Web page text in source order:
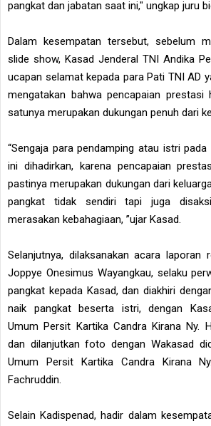
pangkat dan jabatan saat ini," ungkap juru
Dalam kesempatan tersebut, sebelum
slide show, Kasad Jenderal TNI Andika
ucapan selamat kepada para Pati TNI AD
mengatakan bahwa pencapaian
satunya merupakan dukungan penuh dari
“Sengaja para pendamping atau istri
ini dihadirkan, karena pencapaian
pastinya merupakan dukungan dari
pangkat tidak sendiri tapi juga
merasakan kebahagiaan, ”ujar Kasad.
Selanjutnya, dilaksanakan acara laporan
Joppye Onesimus Wayangkau, selaku
pangkat kepada Kasad, dan diakhiri
naik pangkat beserta istri, dengan
Umum Persit Kartika Candra Kirana Ny.
dan dilanjutkan foto dengan Wakasad
Umum Persit Kartika Candra Kirana
Fachruddin.
Selain Kadispenad, hadir dalam